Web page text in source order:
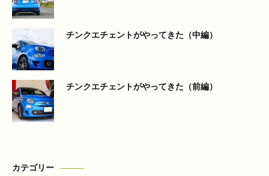
チンクエチェントがやってきた（中編）
チンクエチェントがやってきた（前編）
カテゴリー